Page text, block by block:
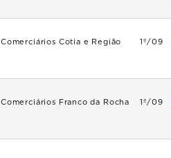
Comerciários Cotia e Região 1º/09
Comerciários Franco da Rocha 1º/09